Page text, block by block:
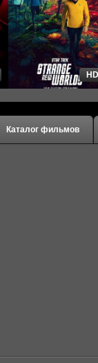
HD
Каталог фильмов